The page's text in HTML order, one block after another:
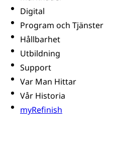
Digital
Program och Tjänster
Hållbarhet
Utbildning
Support
Var Man Hittar
Vår Historia
myRefinish